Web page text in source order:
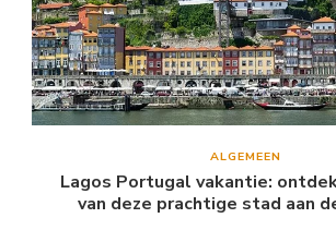
ALGEMEEN
Lagos Portugal vakantie:
van deze prachtige stad aan